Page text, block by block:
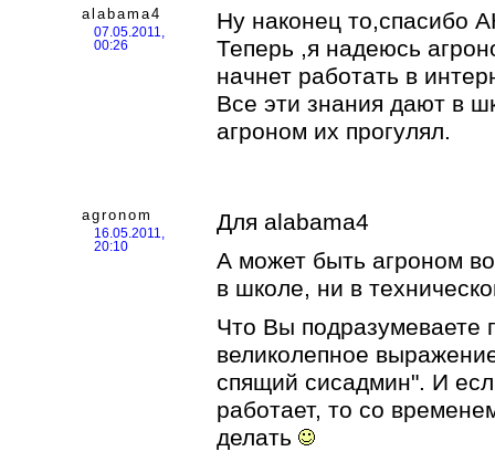
alabama4
07.05.2011,
00:26
Ну наконец то,спасибо
Теперь ,я надеюсь
начнет работать в
Все эти знания дают в
агроном их прогулял.
agronom
16.05.2011,
20:10
Для alabama4
А может быть агроном
в школе, ни в
Что Вы подразумеваете
великолепное
спящий сисадмин". И
работает, то со
делать